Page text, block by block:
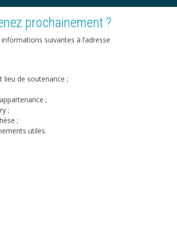
prochainement ?
suivantes à l’adresse
lieu de soutenance ;
;
;
;
utiles.